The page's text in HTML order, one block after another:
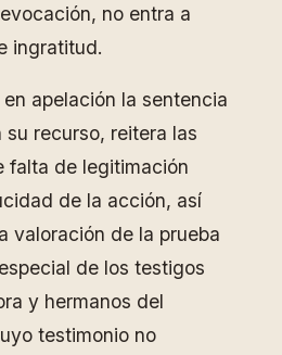
no entra a
ingratitud.
apelación la sentencia
su recurso, reitera las
falta de legitimación
de la acción, así
valoración de la prueba
de los testigos
y hermanos del
testimonio no